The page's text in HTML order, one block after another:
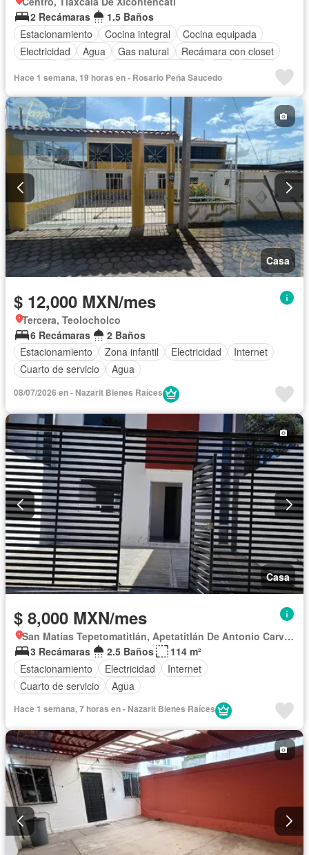
2 Recámaras
1.5 Baños
Estacionamiento
Cocina integral
Cocina equipada
Electricidad
Agua Gas natural
Recámara con closet
Solo familias
Completamente amueblado
Hace 1 semana, 19 horas en - Rosario Peña Saucedo
Casa
$ 12,000 MXN/mes
Tercera, Teolocholco
6 Recámaras
2 Baños
Estacionamiento
Zona infantil Electricidad
Internet
Cuarto de servicio
Agua
08/07/2026 en - Nazarit Bienes Raíces
Casa
$ 8,000 MXN/mes
San Matías Tepetomatitlán, Apetatitlán De Antonio Carvajal
3 Recámaras
2.5 Baños
114 m²
Estacionamiento
Electricidad
Internet
Cuarto de servicio
Agua
Hace 1 semana, 7 horas en - Nazarit Bienes Raíces